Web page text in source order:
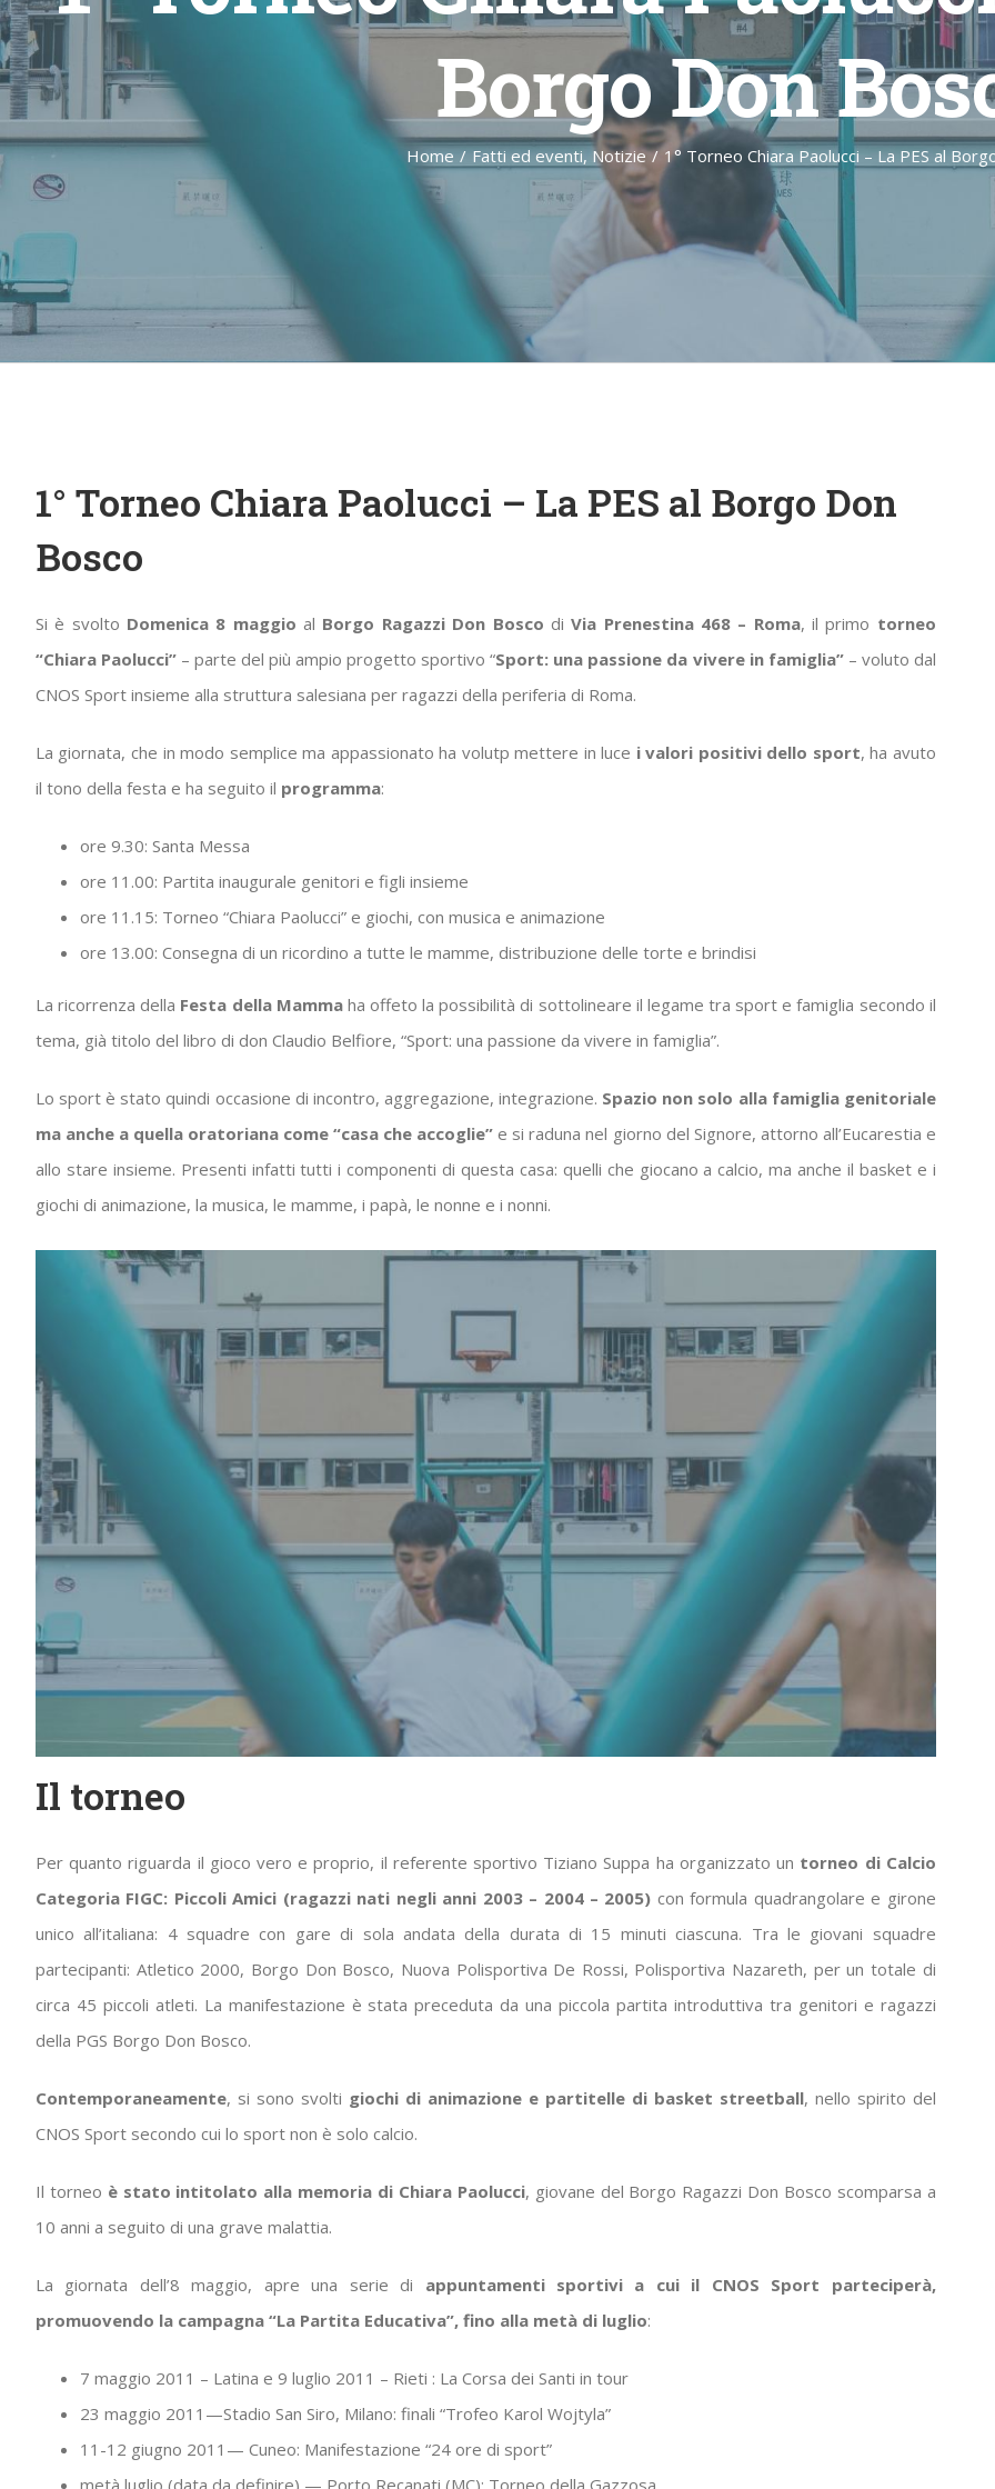
Borgo Don
Home / Fatti ed eventi, Notizie / 1° Torneo Chiara Paolucci – La PES al
1° Torneo Chiara Paolucci – La PES al Borgo Don
Bosco
Si è svolto Domenica 8 maggio al Borgo Ragazzi Don Bosco diVia Prenestina 468 – Roma, il primo torneo
“Chiara Paolucci” – parte del più ampio progetto sportivo “Sport: una passione da vivere in famiglia”– voluto dal
CNOS Sport insieme alla struttura salesiana per ragazzi della periferia di Roma.
La giornata, che in modo semplice ma appassionato ha volutp mettere in luce i valori positivi dello sport, ha avuto
il tono della festa e ha seguito il programma:
ore 9.30: Santa Messa
ore 11.00: Partita inaugurale genitori e figli insieme
ore 11.15: Torneo “Chiara Paolucci” e giochi, con musica e animazione
ore 13.00: Consegna di un ricordino a tutte le mamme, distribuzione delle torte e brindisi
La ricorrenza della Festa della Mammaha offeto la possibilità di sottolineare il legame tra sport e famiglia secondo il
tema, già titolo del libro di don Claudio Belfiore, “Sport: una passione da vivere in famiglia”.
Lo sport è stato quindi occasione di incontro, aggregazione, integrazione. Spazio non solo alla famiglia genitoriale
ma anche a quella oratoriana come “casa che accoglie”e si raduna nel giorno del Signore, attorno all’Eucarestia e
allo stare insieme. Presenti infatti tutti i componenti di questa casa: quelli che giocano a calcio, ma anche il basket e i
giochi di animazione, la musica, le mamme, i papà, le nonne e i nonni.
Il torneo
Per quanto riguarda il gioco vero e proprio, il referente sportivo Tiziano Suppa ha organizzato un torneo di Calcio
Categoria FIGC: Piccoli Amici (ragazzi nati negli anni 2003 – 2004 – 2005) con formula quadrangolare e girone
unico all’italiana: 4 squadre con gare di sola andata della durata di 15 minuti ciascuna. Tra le giovani squadre
partecipanti: Atletico 2000, Borgo Don Bosco, Nuova Polisportiva De Rossi, Polisportiva Nazareth, per un totale di
circa 45 piccoli atleti. La manifestazione è stata preceduta da una piccola partita introduttiva tra genitori e ragazzi
della PGS Borgo Don Bosco.
Contemporaneamente, si sono svolti giochi di animazione e partitelle di basket streetball, nello spirito del
CNOS Sport secondo cui lo sport non è solo calcio.
Il torneo è stato intitolato alla memoria di Chiara Paolucci, giovane del Borgo Ragazzi Don Bosco scomparsa a
10 anni a seguito di una grave malattia.
La giornata dell’8 maggio, apre una serie di appuntamenti sportivi a cui il CNOS Sport parteciperà,
promuovendo la campagna “La Partita Educativa”, fino alla metà di luglio:
7 maggio 2011 – Latina e 9 luglio 2011 – Rieti : La Corsa dei Santi in tour
23 maggio 2011—Stadio San Siro, Milano: finali “Trofeo Karol Wojtyla”
11-12 giugno 2011— Cuneo: Manifestazione “24 ore di sport”